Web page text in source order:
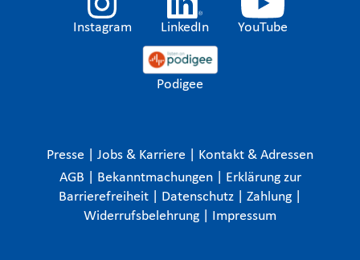
Instagram LinkedIn YouTube
Podigee
Presse Jobs & Karriere
Kontakt & Adressen
AGB
Bekanntmachungen
Erklärung zur
Barrierefreiheit
Datenschutz Zahlung
Widerrufsbelehrung
Impressum